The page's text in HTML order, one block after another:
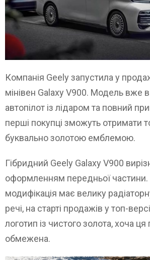
Компанія Geely запустила у
мінівен Galaxy V900. Модель вже в
автопілот із лідаром та повний
перші покупці зможуть отримати
буквально золотою емблемою.
Гібридний Geely Galaxy V900
оформленням передньої
модифікація має велику
речі, на старті продажів у топ-
логотип із чистого золота, хоча ця
обмежена.